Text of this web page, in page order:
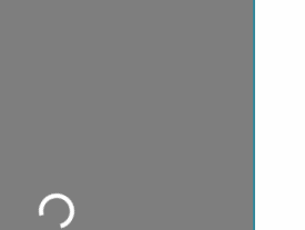
Loading...